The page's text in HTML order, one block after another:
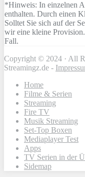
*Hinweis: In einzelnen
enthalten. Durch einen
Solltet Sie sich auf der
wir eine kleine
Fall.
Copyright © 2024 · All
Streamingz.de -
Home
Filme & Serien
Streaming
Fire TV
Musik Streaming
Set-Top Boxen
Mediaplayer Test
Apps
TV Serien in der
Sidemap